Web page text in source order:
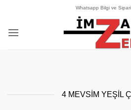
Whatsapp Bilgi ve
4 MEVSIM YEŞIL